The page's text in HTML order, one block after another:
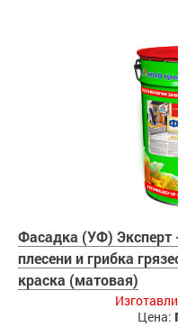
Фасадка (УФ) Эксперт
плесени и грибка
краска (матовая)
Цена: